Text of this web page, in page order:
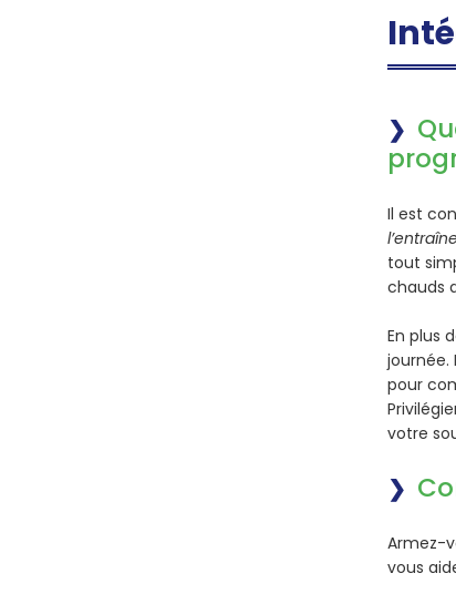
Il est
tout
chauds
En plus
journée.
pour
votre
Armez-
vous